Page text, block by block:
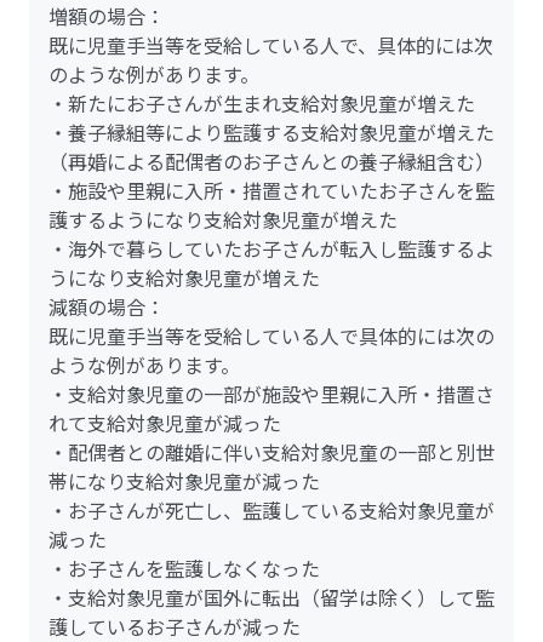
増額の場合：
既に児童手当等を受給している人で、具体的には次
のような例があります。
・新たにお子さんが生まれ支給対象児童が増えた
・養子縁組等により監護する支給対象児童が増えた
（再婚による配偶者のお子さんとの養子縁組含む）
・施設や里親に入所・措置されていたお子さんを監
護するようになり支給対象児童が増えた
・海外で暮らしていたお子さんが転入し監護するよ
うになり支給対象児童が増えた
減額の場合：
既に児童手当等を受給している人で具体的には次の
ような例があります。
・支給対象児童の一部が施設や里親に入所・措置さ
れて支給対象児童が減った
・配偶者との離婚に伴い支給対象児童の一部と別世
帯になり支給対象児童が減った
・お子さんが死亡し、監護している支給対象児童が
減った
・お子さんを監護しなくなった
・支給対象児童が国外に転出（留学は除く）して監
護しているお子さんが減った